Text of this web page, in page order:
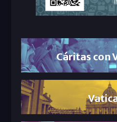
Cáritas con